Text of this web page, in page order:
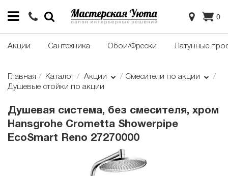
0
Акции Сантехника Обои/Фрески Латунные
Главная Каталог Акции
Смесители по акции
Душевые стойки по акции
Душевая система, без смесителя, хром
Hansgrohe Crometta Showerpipe
EcoSmart Reno 27270000